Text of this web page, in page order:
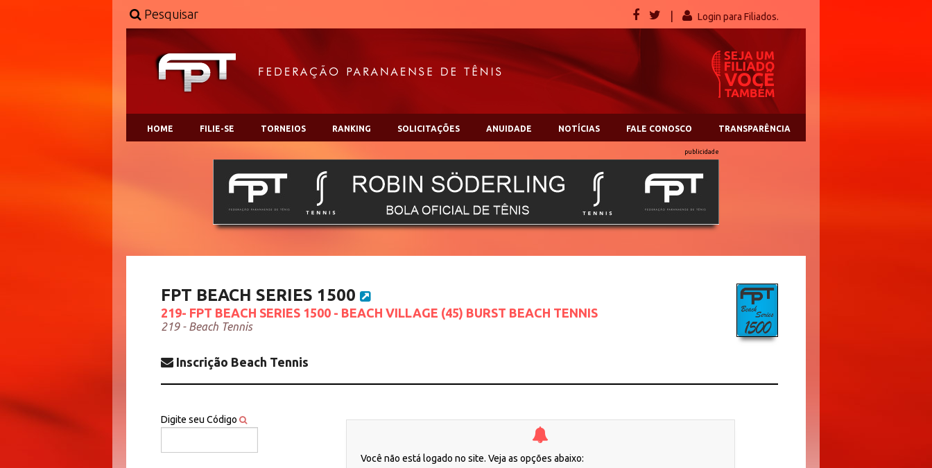
Pesquisar Login para Filiados.
HOME FILIE-SE TORNEIOS RANKING SOLICITAÇÕES ANUIDADE NOTÍCIAS FALE CONOSCO TRANSPARÊNCIA
publicidade
FPT BEACH SERIES 1500
219- FPT BEACH SERIES 1500 - BEACH VILLAGE (45) BURST BEACH TENNIS
219 - Beach Tennis
Inscrição Beach Tennis
Digite seu Código
Você não está logado no site. Veja as opções abaixo: